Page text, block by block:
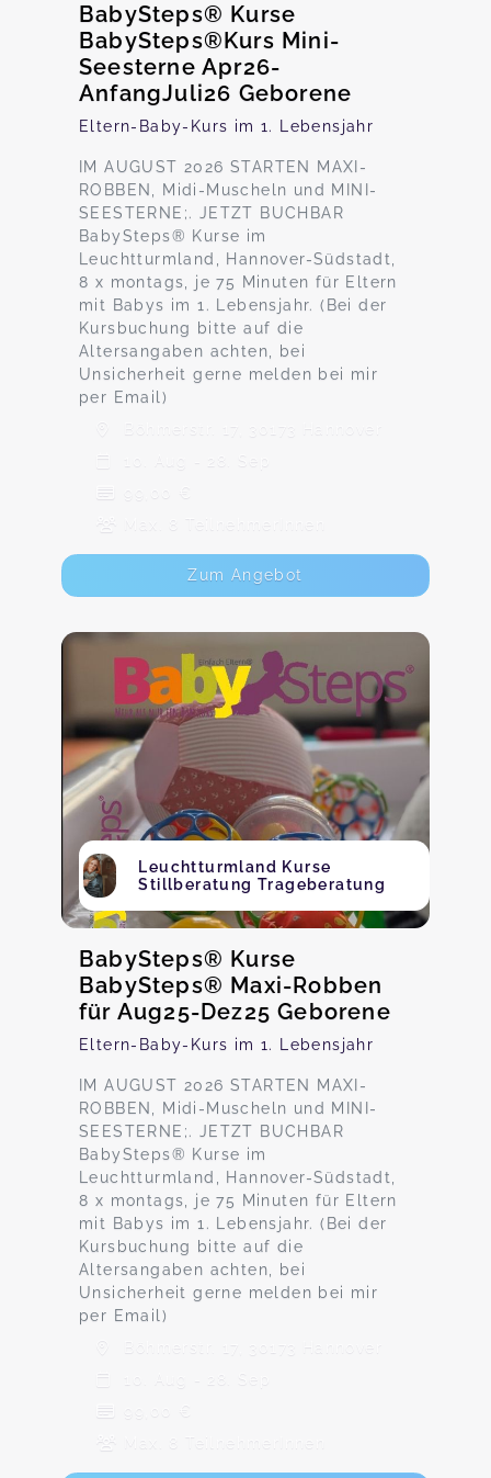
BabySteps® Kurse
BabySteps®Kurs Mini-
Seesterne Apr26-
AnfangJuli26 Geborene
Eltern-Baby-Kurs im 1. Lebensjahr
IM AUGUST 2026 STARTEN MAXI-
ROBBEN, Midi-Muscheln und MINI-
SEESTERNE;. JETZT BUCHBAR
BabySteps® Kurse im
Leuchtturmland, Hannover-Südstadt,
8 x montags, je 75 Minuten für Eltern
mit Babys im 1. Lebensjahr. (Bei der
Kursbuchung bitte auf die
Altersangaben achten, bei
Unsicherheit gerne melden bei mir
per Email)
Böhmerstr. 17, 30173 Hannover
10. Aug - 28. Sep
99,00 €
Max. 8 TeilnehmerInnen
Zum Angebot
Leuchtturmland Kurse
Stillberatung Trageberatung
BabySteps® Kurse
BabySteps® Maxi-Robben
für Aug25-Dez25 Geborene
Eltern-Baby-Kurs im 1. Lebensjahr
IM AUGUST 2026 STARTEN MAXI-
ROBBEN, Midi-Muscheln und MINI-
SEESTERNE;. JETZT BUCHBAR
BabySteps® Kurse im
Leuchtturmland, Hannover-Südstadt,
8 x montags, je 75 Minuten für Eltern
mit Babys im 1. Lebensjahr. (Bei der
Kursbuchung bitte auf die
Altersangaben achten, bei
Unsicherheit gerne melden bei mir
per Email)
Böhmerstr. 17, 30173 Hannover
10. Aug - 28. Sep
99,00 €
Max. 8 TeilnehmerInnen